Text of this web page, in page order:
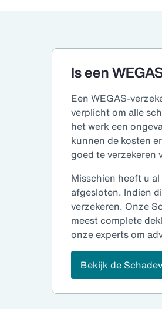
Is een
Een WEGAS-
verplicht om alle
het werk een
kunnen de kosten
goed te verzekeren
Misschien heeft u
afgesloten. Indien
verzekeren. Onze
meest complete
onze experts om
Bekijk de